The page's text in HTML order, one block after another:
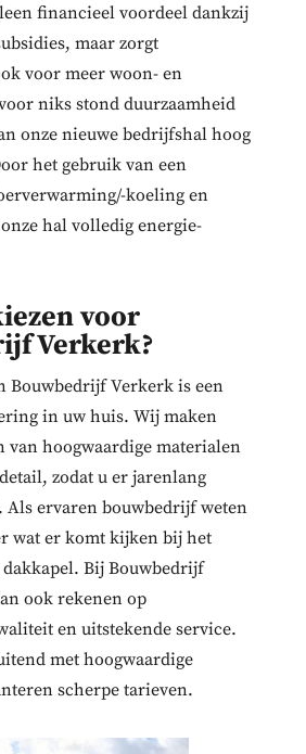
financieel voordeel dankzij
maar zorgt
voor meer woon- en
niks stond duurzaamheid
onze nieuwe bedrijfshal hoog
het gebruik van een
koeling en
hal volledig energie-
voor
Verkerk?
Bouwbedrijf Verkerk is een
in uw huis. Wij maken
van hoogwaardige materialen
zodat u er jarenlang
Als ervaren bouwbedrijf weten
wat er komt kijken bij het
dakkapel. Bij Bouwbedrijf
ook rekenen op
en uitstekende service.
met hoogwaardige
scherpe tarieven.